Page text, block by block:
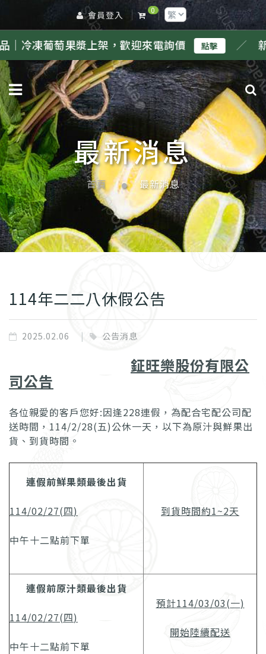
會員登入 0
果漿上架，歡迎來電詢價 點擊 ／新品｜冷凍
最新消息
首頁 最新消息
114年二二八休假公告
2025.02.06 公告消息
鉦旺樂股份有限公
司公告
各位親愛的客戶您好:因逢228連假，為配合宅配公司配
送時間，114/2/28(五)公休一天，以下為原汁與鮮果出
貨、到貨時間。
連假前鮮果類最後出貨
114/02/27(四)
中午十二點前下單
到貨時間約1~2天
連假前原汁類最後出貨
114/02/27(四)
中午十二點前下單
預計114/03/03(一)
開始陸續配送